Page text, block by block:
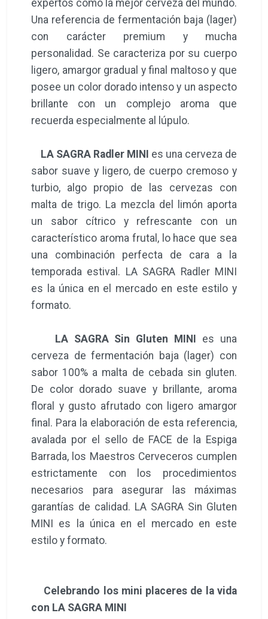
expertos como la mejor cerveza del mundo.
Una referencia de fermentación baja (lager)
con carácter premium y mucha
personalidad. Se caracteriza por su cuerpo
ligero, amargor gradual y final maltoso y que
posee un color dorado intenso y un aspecto
brillante con un complejo aroma que
recuerda especialmente al lúpulo.
LA SAGRA Radler MINI es una cerveza de
sabor suave y ligero, de cuerpo cremoso y
turbio, algo propio de las cervezas con
malta de trigo. La mezcla del limón aporta
un sabor cítrico y refrescante con un
característico aroma frutal, lo hace que sea
una combinación perfecta de cara a la
temporada estival. LA SAGRA Radler MINI
es la única en el mercado en este estilo y
formato.
LA SAGRA Sin Gluten MINI es una
cerveza de fermentación baja (lager) con
sabor 100% a malta de cebada sin gluten.
De color dorado suave y brillante, aroma
floral y gusto afrutado con ligero amargor
final. Para la elaboración de esta referencia,
avalada por el sello de FACE de la Espiga
Barrada, los Maestros Cerveceros cumplen
estrictamente con los procedimientos
necesarios para asegurar las máximas
garantías de calidad. LA SAGRA Sin Gluten
MINI es la única en el mercado en este
estilo y formato.
Celebrando los mini placeres de la vida
con LA SAGRA MINI